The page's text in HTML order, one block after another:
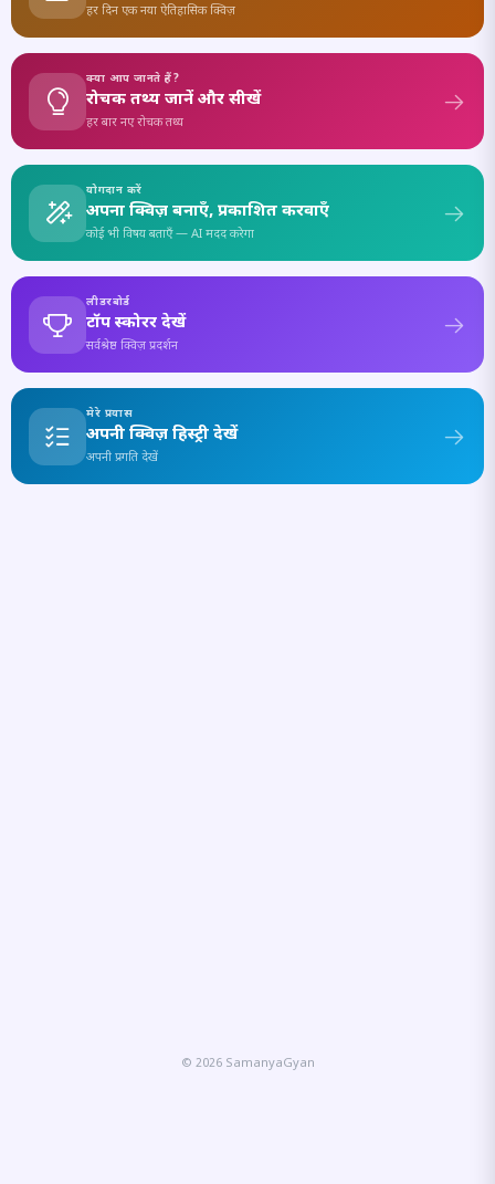
हर दिन एक नया ऐतिहासिक क्विज़
क्या आप जानते हैं?
रोचक तथ्य जानें और सीखें
हर बार नए रोचक तथ्य
योगदान करें
अपना क्विज़ बनाएँ, प्रकाशित करवाएँ
कोई भी विषय बताएँ — AI मदद करेगा
लीडरबोर्ड
टॉप स्कोरर देखें
सर्वश्रेष्ठ क्विज़ प्रदर्शन
मेरे प्रयास
अपनी क्विज़ हिस्ट्री देखें
अपनी प्रगति देखें
© 2026 SamanyaGyan